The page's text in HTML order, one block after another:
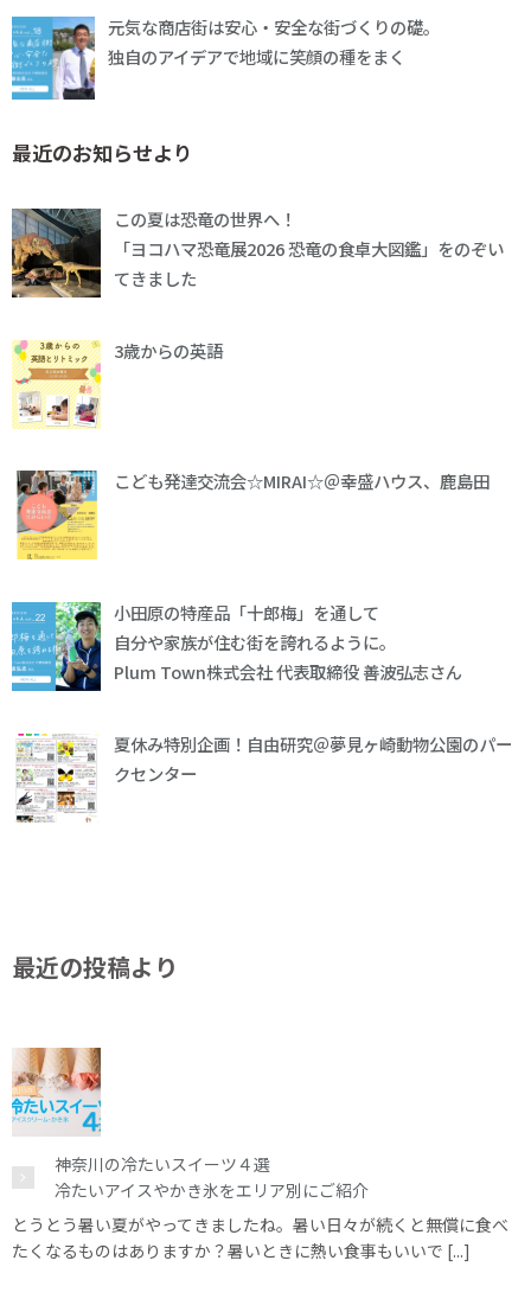
元気な商店街は安心・安全な街づくりの礎。
独自のアイデアで地域に笑顔の種をまく
最近のお知らせより
この夏は恐竜の世界へ！
「ヨコハマ恐竜展2026 恐竜の食卓大図鑑」をのぞい
てきました
3歳からの英語
こども発達交流会☆MIRAI☆＠幸盛ハウス、鹿島田
小田原の特産品「十郎梅」を通して
自分や家族が住む街を誇れるように。
Plum Town株式会社 代表取締役 善波弘志さん
夏休み特別企画！自由研究＠夢見ヶ崎動物公園のパー
クセンター
最近の投稿より
神奈川の冷たいスイーツ４選
冷たいアイスやかき氷をエリア別にご紹介
とうとう暑い夏がやってきましたね。暑い日々が続くと無償に食べ
たくなるものはありますか？暑いときに熱い食事もいいで [...]